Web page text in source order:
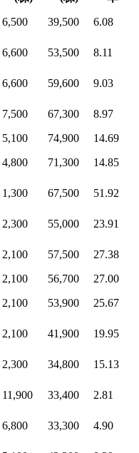
6,500 39,500 6.08
6,600 53,500 8.11
6,600 59,600 9.03
7,500 67,300
8.97
5,100 74,900
14.69
4,800 71,300 14.85
1,300 67,500 51.92
2,300 55,000 23.91
2,100 57,500
27.38
2,100 56,700
27.00
2,100 53,900 25.67
2,100 41,900 19.95
2,300 34,800 15.13
11,900 33,400 2.81
6,800 33,300 4.90